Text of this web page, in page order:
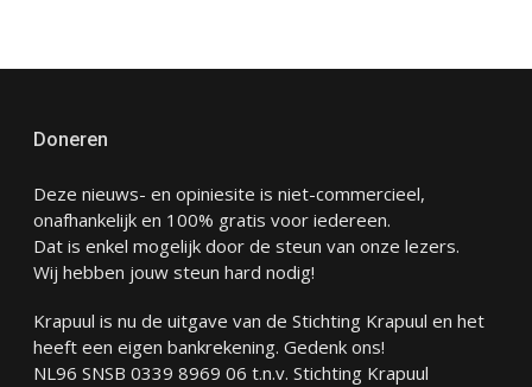
Doneren
Deze nieuws- en opiniesite is niet-commercieel,
onafhankelijk en 100% gratis voor iedereen.
Dat is enkel mogelijk door de steun van onze lezers.
Wij hebben jouw steun hard nodig!
Krapuul is nu de uitgave van de Stichting Krapuul en het
heeft een eigen bankrekening. Gedenk ons!
NL96 SNSB 0339 8969 06 t.n.v. Stichting Krapuul